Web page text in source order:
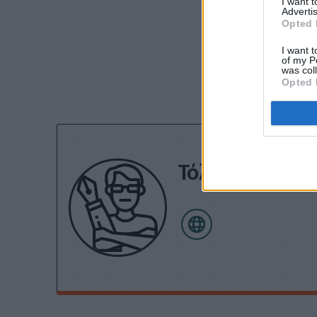
Opted
I want
of my
was
Opted
Εγγραφείτε
Τόλης Λελεκίδης